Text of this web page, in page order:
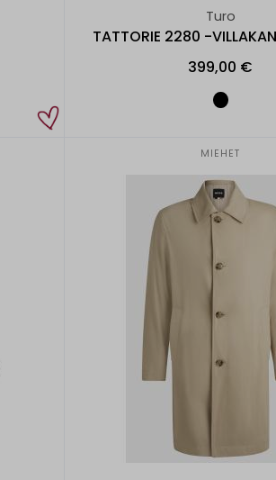
Turo
TATTORIE 2280 -
399,00 €
MIEHET